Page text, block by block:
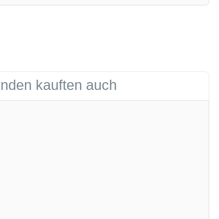
kauften auch